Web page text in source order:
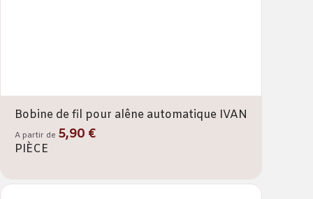
Bobine de fil pour alêne automatique IVAN
A partir de 5,90 €
PIÈCE